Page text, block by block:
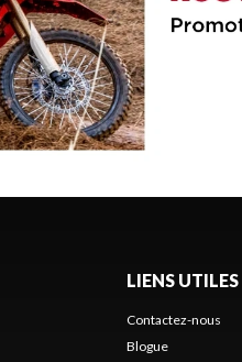
LIENS UTILES
Contactez-nous
Blogue